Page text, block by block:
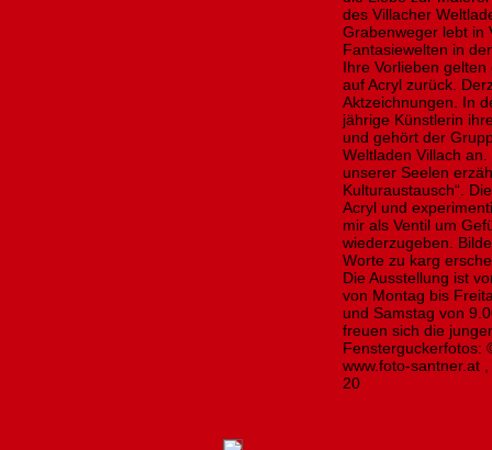
des Villacher
Grabenweger lebt in
Fantasiewelten in
Ihre Vorlieben
auf Acryl zurück.
Aktzeichnungen. In
jährige Künstlerin
und gehört der
Weltladen Villach
unserer Seelen
Kulturaustausch“.
Acryl und
mir als Ventil um
wiederzugeben.
Worte zu karg
Die Ausstellung ist
von Montag bis
und Samstag von
freuen sich die
Fensterguckerfotos:
www.foto-santner.at
20